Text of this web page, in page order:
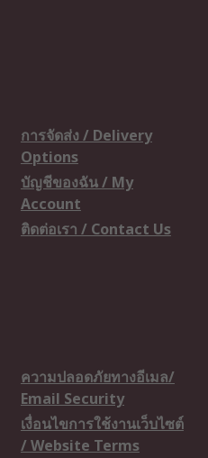
การจัดส่ง / Delivery
Options
บัญชีของฉัน / My
Account
ติดต่อเรา / Contact Us
ความปลอดภัยทางอีเมล/
Email Security
เงื่อนไขการใช้งานเว็บไซต์
/ Website Terms